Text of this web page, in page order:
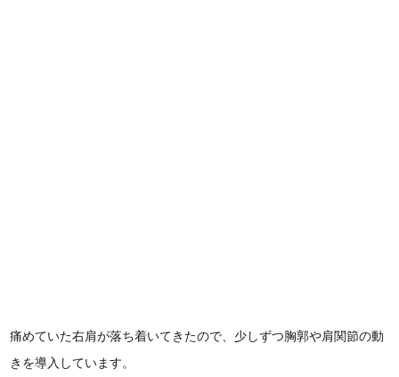
痛めていた右肩が落ち着いてきたので、少しずつ胸郭や肩関節の動
きを導入しています。